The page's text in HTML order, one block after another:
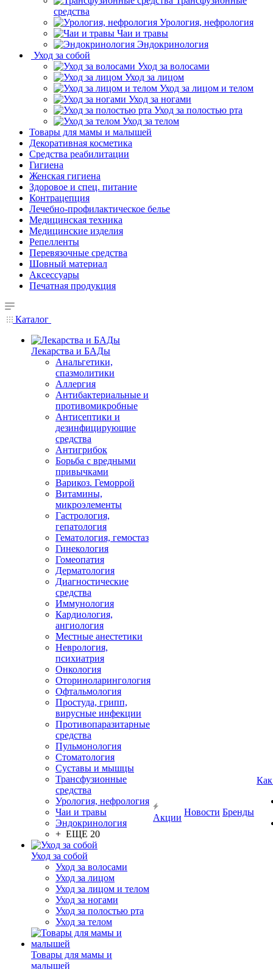
средства
Урология, нефрология
Чаи и травы
Эндокринология
Уход за собой
Уход за волосами
Уход за лицом
Уход за лицом и телом
Уход за ногами
Уход за полостью рта
Уход за телом
Товары для мамы и малышей
Декоративная косметика
Средства реабилитации
Гигиена
Женская гигиена
Здоровое и спец. питание
Контрацепция
Лечебно-профилактическое белье
Медицинская техника
Медицинские изделия
Репелленты
Перевязочные средства
Шовный материал
Аксессуары
Печатная продукция
Каталог
Лекарства и БАДы
Анальгетики,
спазмолитики
Аллергия
Антибактериальные и
противомикробные
Антисептики и
дезинфицирующие
средства
Антигрибок
Борьба с вредными
привычками
Варикоз. Геморрой
Витамины,
микроэлементы
Гастрология,
гепатология
Гематология, гемостаз
Гинекология
Гомеопатия
Дерматология
Диагностические
средства
Иммунология
Кардиология,
ангиология
Местные анестетики
Неврология,
психиатрия
Онкология
Оториноларингология
Офтальмология
Простуда, грипп,
вирусные инфекции
Противопаразитарные
средства
Пульмонология
Стоматология
Суставы и мышцы
Трансфузионные
средства
Урология, нефрология
Чаи и травы
Эндокринология
+ ЕЩЕ 20
Уход за собой
Уход за волосами
Уход за лицом
Уход за лицом и телом
Уход за ногами
Уход за полостью рта
Уход за телом
Товары для мамы и
малышей
Акции
Новости Бренды